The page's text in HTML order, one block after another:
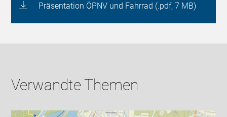
Präsentation ÖPNV und Fahrrad (.pdf, 7 MB)
Verwandte Themen